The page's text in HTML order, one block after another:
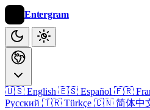
Entergram
🇺🇸 English 🇪🇸 Español 🇫🇷
Русский 🇹🇷 Türkçe 🇨🇳 简体中